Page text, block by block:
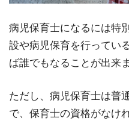
病児保育士になるには特
設や病児保育を行ってい
ば誰でもなることが出来ま
ただし、病児保育士は普
で、保育士の資格がなけ